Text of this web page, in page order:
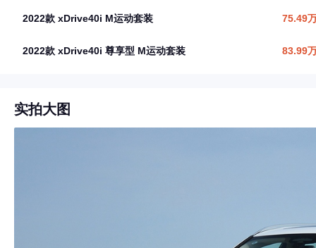
2022款 xDrive40i M运动套装 75.49
2022款 xDrive40i 尊享型 M运动套装 83.99
实拍大图